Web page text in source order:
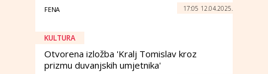
FENA 17:05 12.04.2025.
KULTURA
Otvorena izložba 'Kralj Tomislav kroz
prizmu duvanjskih umjetnika'